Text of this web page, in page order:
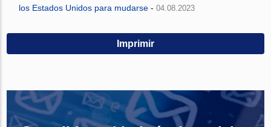
los Estados Unidos para mudarse -04.08.2023
Imprimir